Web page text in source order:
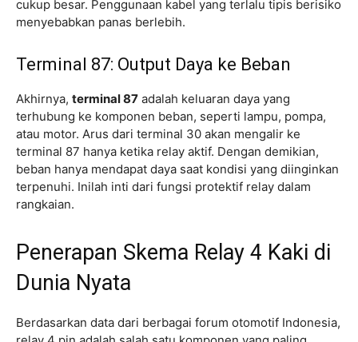
cukup besar. Penggunaan kabel yang terlalu tipis berisiko
menyebabkan panas berlebih.
Terminal 87: Output Daya ke Beban
Akhirnya, terminal 87 adalah keluaran daya yang
terhubung ke komponen beban, seperti lampu, pompa,
atau motor. Arus dari terminal 30 akan mengalir ke
terminal 87 hanya ketika relay aktif. Dengan demikian,
beban hanya mendapat daya saat kondisi yang diinginkan
terpenuhi. Inilah inti dari fungsi protektif relay dalam
rangkaian.
Penerapan Skema Relay 4 Kaki di
Dunia Nyata
Berdasarkan data dari berbagai forum otomotif Indonesia,